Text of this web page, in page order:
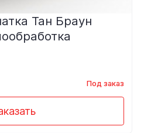
Тан Браун
Под заказ